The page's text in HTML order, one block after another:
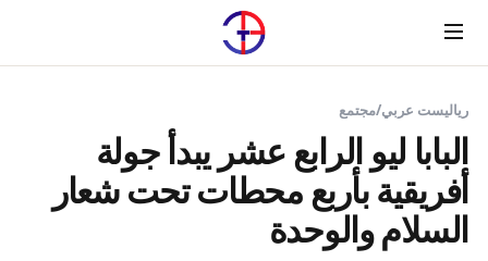
Menu
رياليست عربي/مجتمع
البابا ليو الرابع عشر يبدأ جولة
أفريقية بأربع محطات تحت شعار
السلام والوحدة